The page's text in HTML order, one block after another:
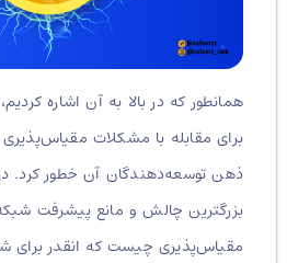
همانطور که در بالا به آن اشاره کردیم،
برای مقابله با مشکلات مقیاس‌پذیری
ذهن توسعه‌دهندگان آن خطور کرد. در
بزرگترین چالش و مانع پیشرفت شبکه